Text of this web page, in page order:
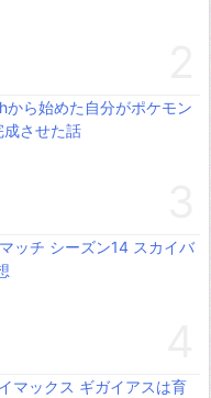
から始めた自分がポケモン
成させた話
ッチ シーズン14 スカイバ
マックス ギガイアスは育